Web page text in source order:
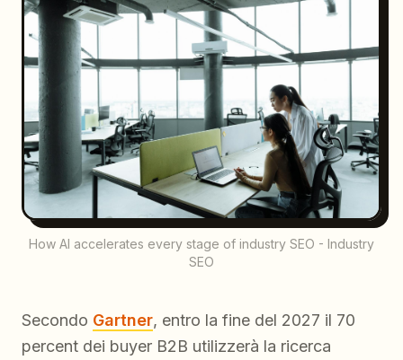
How AI accelerates every stage of industry SEO - Industry
SEO
Secondo Gartner, entro la fine del 2027 il 70
percent dei buyer B2B utilizzerà la ricerca